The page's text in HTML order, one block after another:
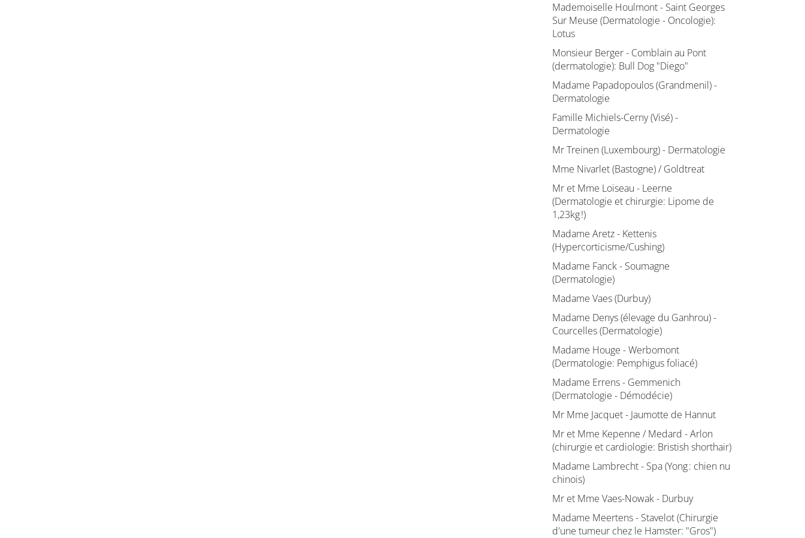
Mademoiselle Houlmont - Saint Georges
Sur Meuse (Dermatologie - Oncologie):
Lotus
Monsieur Berger - Comblain au Pont
(dermatologie): Bull Dog "Diego"
Madame Papadopoulos (Grandmenil) -
Dermatologie
Famille Michiels-Cerny (Visé) -
Dermatologie
Mr Treinen (Luxembourg) - Dermatologie
Mme Nivarlet (Bastogne) / Goldtreat
Mr et Mme Loiseau - Leerne
(Dermatologie et chirurgie: Lipome de
1,23kg !)
Madame Aretz - Kettenis
(Hypercorticisme/Cushing)
Madame Fanck - Soumagne
(Dermatologie)
Madame Vaes (Durbuy)
Madame Denys (élevage du Ganhrou) -
Courcelles (Dermatologie)
Madame Houge - Werbomont
(Dermatologie: Pemphigus foliacé)
Madame Errens - Gemmenich
(Dermatologie - Démodécie)
Mr Mme Jacquet - Jaumotte de Hannut
Mr et Mme Kepenne / Medard - Arlon
(chirurgie et cardiologie: Bristish shorthair)
Madame Lambrecht - Spa (Yong : chien nu
chinois)
Mr et Mme Vaes-Nowak - Durbuy
Madame Meertens - Stavelot (Chirurgie
d'une tumeur chez le Hamster: "Gros")